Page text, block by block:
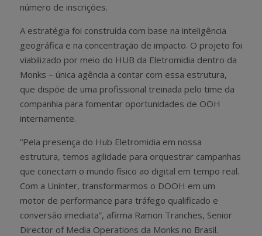
número de inscrições.
A estratégia foi construída com base na inteligência
geográfica e na concentração de impacto. O projeto foi
viabilizado por meio do HUB da Eletromidia dentro da
Monks – única agência a contar com essa estrutura,
que dispõe de uma profissional treinada pelo time da
companhia para fomentar oportunidades de OOH
internamente.
“Pela presença do Hub Eletromidia em nossa
estrutura, temos agilidade para orquestrar campanhas
que conectam o mundo físico ao digital em tempo real.
Com a Uninter, transformarmos o DOOH em um
motor de performance para tráfego qualificado e
conversão imediata”, afirma Ramon Tranches, Senior
Director of Media Operations da Monks no Brasil.